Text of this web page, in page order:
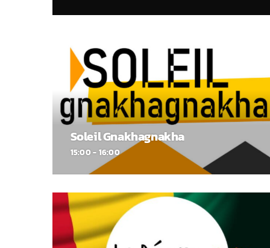
Soleil Gnakhagnakha
15:00 - 16:00